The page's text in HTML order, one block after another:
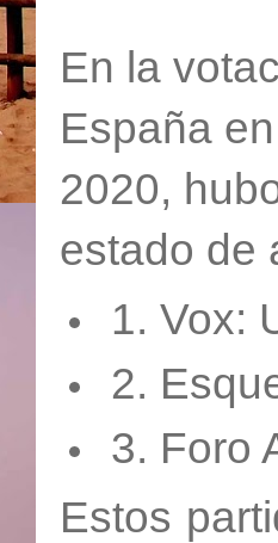
En la
España
2020,
estado de
1. Vox:
2.
3. Foro
Estos